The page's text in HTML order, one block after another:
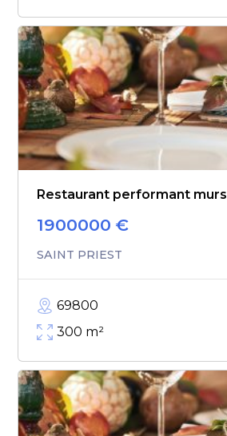
Restaurant performant murs
1900000 €
SAINT PRIEST
69800
300 m²